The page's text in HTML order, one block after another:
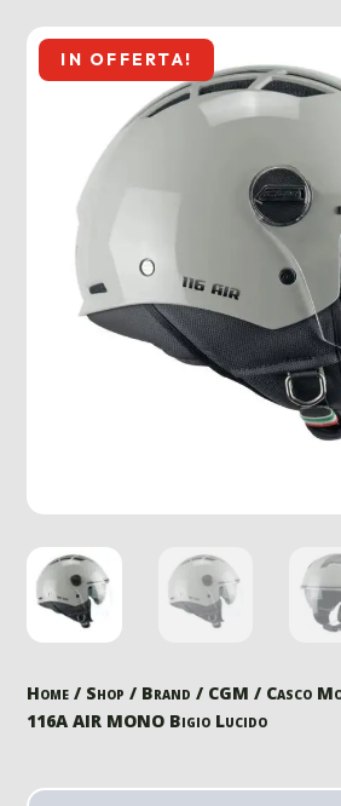
IN OFFERTA!
Home / Shop / Brand / CGM / Casco
116A AIR MONO Bigio Lucido